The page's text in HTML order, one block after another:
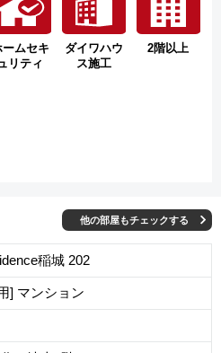
ームセキ
リティ
ダイワハウ
ス施工
2階以上
他の部屋もチェックする
稲城 202
] マンション